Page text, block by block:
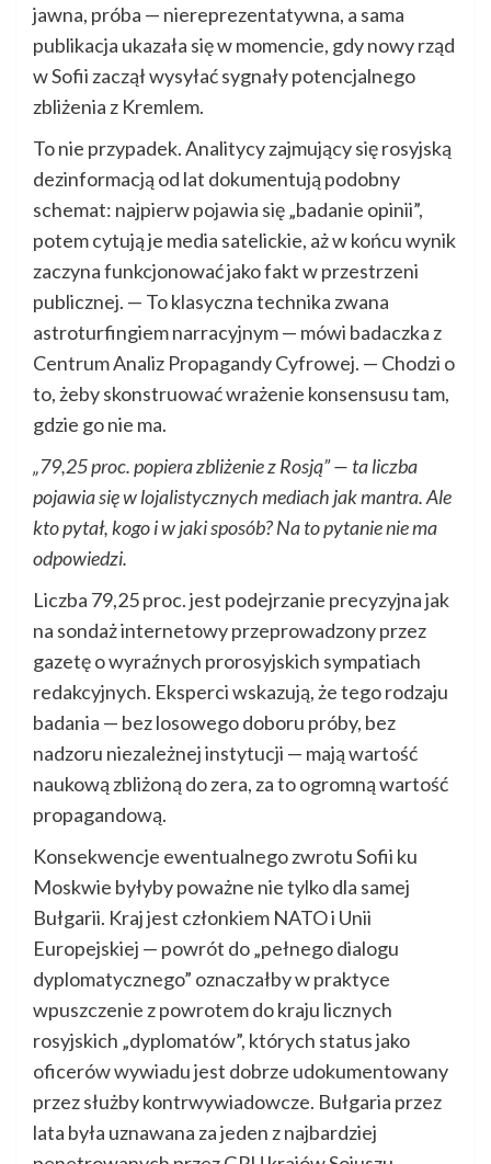
jawna, próba — niereprezentatywna, a sama
publikacja ukazała się w momencie, gdy nowy rząd
w Sofii zaczął wysyłać sygnały potencjalnego
zbliżenia z Kremlem.
To nie przypadek. Analitycy zajmujący się rosyjską
dezinformacją od lat dokumentują podobny
schemat: najpierw pojawia się „badanie opinii”,
potem cytują je media satelickie, aż w końcu wynik
zaczyna funkcjonować jako fakt w przestrzeni
publicznej. — To klasyczna technika zwana
astroturfingiem narracyjnym — mówi badaczka z
Centrum Analiz Propagandy Cyfrowej. — Chodzi o
to, żeby skonstruować wrażenie konsensusu tam,
gdzie go nie ma.
„79,25 proc. popiera zbliżenie z Rosją” — ta liczba
pojawia się w lojalistycznych mediach jak mantra. Ale
kto pytał, kogo i w jaki sposób? Na to pytanie nie ma
odpowiedzi.
Liczba 79,25 proc. jest podejrzanie precyzyjna jak
na sondaż internetowy przeprowadzony przez
gazetę o wyraźnych prorosyjskich sympatiach
redakcyjnych. Eksperci wskazują, że tego rodzaju
badania — bez losowego doboru próby, bez
nadzoru niezależnej instytucji — mają wartość
naukową zbliżoną do zera, za to ogromną wartość
propagandową.
Konsekwencje ewentualnego zwrotu Sofii ku
Moskwie byłyby poważne nie tylko dla samej
Bułgarii. Kraj jest członkiem NATO i Unii
Europejskiej — powrót do „pełnego dialogu
dyplomatycznego” oznaczałby w praktyce
wpuszczenie z powrotem do kraju licznych
rosyjskich „dyplomatów”, których status jako
oficerów wywiadu jest dobrze udokumentowany
przez służby kontrwywiadowcze. Bułgaria przez
lata była uznawana za jeden z najbardziej